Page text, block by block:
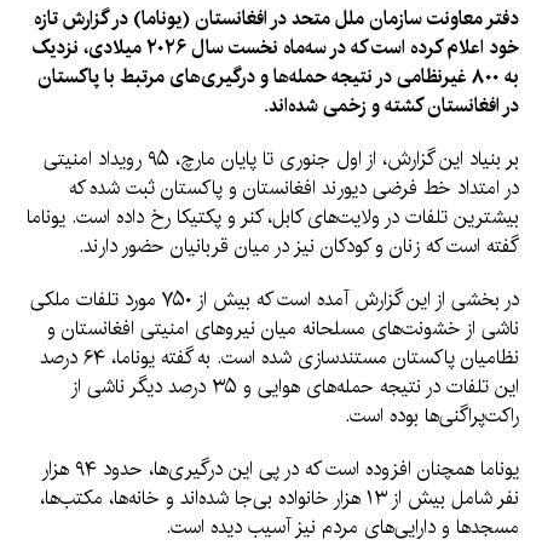
دفتر معاونت سازمان ملل متحد در افغانستان (یوناما) در گزارش تازه
خود اعلام کرده است که در سه‌ماه نخست سال ۲۰۲۶ میلادی، نزدیک
به ۸۰۰ غیرنظامی در نتیجه حمله‌ها و درگیری‌های مرتبط با پاکستان
در افغانستان کشته و زخمی شده‌اند.
بر بنیاد این گزارش، از اول جنوری تا پایان مارچ، ۹۵ رویداد امنیتی
در امتداد خط فرضی دیورند افغانستان و پاکستان ثبت شده که
بیشترین تلفات در ولایت‌های کابل، کنر و پکتیکا رخ داده است. یوناما
گفته است که زنان و کودکان نیز در میان قربانیان حضور دارند.
در بخشی از این گزارش آمده است که بیش از ۷۵۰ مورد تلفات ملکی
ناشی از خشونت‌های مسلحانه میان نیروهای امنیتی افغانستان و
نظامیان پاکستان مستندسازی شده است. به گفته یوناما، ۶۴ درصد
این تلفات در نتیجه حمله‌های هوایی و ۳۵ درصد دیگر ناشی از
راکت‌پراگنی‌ها بوده است.
یوناما همچنان افزوده است که در پی این درگیری‌ها، حدود ۹۴ هزار
نفر شامل بیش از ۱۳ هزار خانواده بی‌جا شده‌اند و خانه‌ها، مکتب‌ها،
مسجدها و دارایی‌های مردم نیز آسیب دیده است.